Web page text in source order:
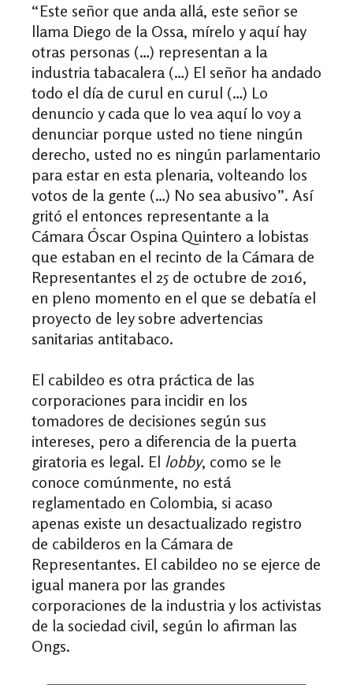
“Este señor que anda allá, este señor se
llama Diego de la Ossa, mírelo y aquí hay
otras personas (…) representan a la
industria tabacalera (…) El señor ha andado
todo el día de curul en curul (…) Lo
denuncio y cada que lo vea aquí lo voy a
denunciar porque usted no tiene ningún
derecho, usted no es ningún parlamentario
para estar en esta plenaria, volteando los
votos de la gente (…) No sea abusivo”. Así
gritó el entonces representante a la
Cámara Óscar Ospina Quintero a lobistas
que estaban en el recinto de la Cámara de
Representantes el 25 de octubre de 2016,
en pleno momento en el que se debatía el
proyecto de ley sobre advertencias
sanitarias antitabaco.
El cabildeo es otra práctica de las
corporaciones para incidir en los
tomadores de decisiones según sus
intereses, pero a diferencia de la puerta
giratoria es legal. El lobby, como se le
conoce comúnmente, no está
reglamentado en Colombia, si acaso
apenas existe un desactualizado registro
de cabilderos en la Cámara de
Representantes. El cabildeo no se ejerce de
igual manera por las grandes
corporaciones de la industria y los activistas
de la sociedad civil, según lo afirman las
Ongs.